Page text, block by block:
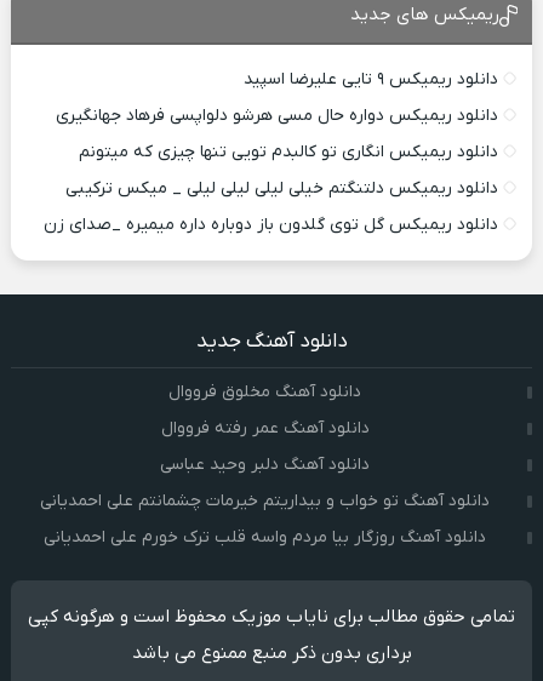
ریمیکس های جدید
دانلود ریمیکس ۹ تایی علیرضا اسپید
دانلود ریمیکس دواره حال مسی هرشو دلواپسی فرهاد جهانگیری
دانلود ریمیکس انگاری تو کالبدم تویی تنها چیزی که میتونم
دانلود ریمیکس دلتنگتم خیلی لیلی لیلی لیلی _ میکس ترکیبی
دانلود ریمیکس گل توی گلدون باز دوباره داره میمیره _صدای زن
دانلود آهنگ جدید
دانلود آهنگ مخلوق فرووال
دانلود آهنگ عمر رفته فرووال
دانلود آهنگ دلبر وحید عباسی
دانلود آهنگ تو خواب و بیداریتم خیرمات چشمانتم علی احمدیانی
دانلود آهنگ روزگار بیا مردم واسه قلب ترک خورم علی احمدیانی
تمامی حقوق مطالب برای نایاب موزیک محفوظ است و هرگونه کپی
برداری بدون ذکر منبع ممنوع می باشد